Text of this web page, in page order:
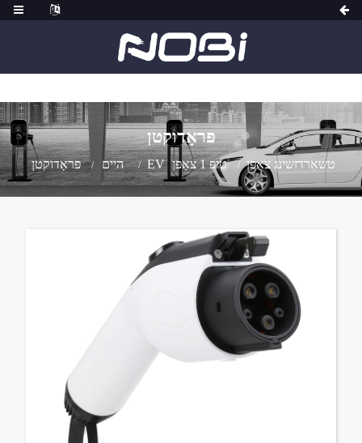
פּראָדוקטן
היים פּראָדוקטן EV טשאַרדזשינג צאַפּן טיפּ 1 צאַפּן